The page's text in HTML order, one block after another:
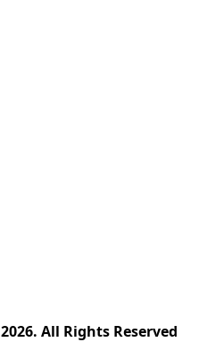
2026. All Rights Reserved